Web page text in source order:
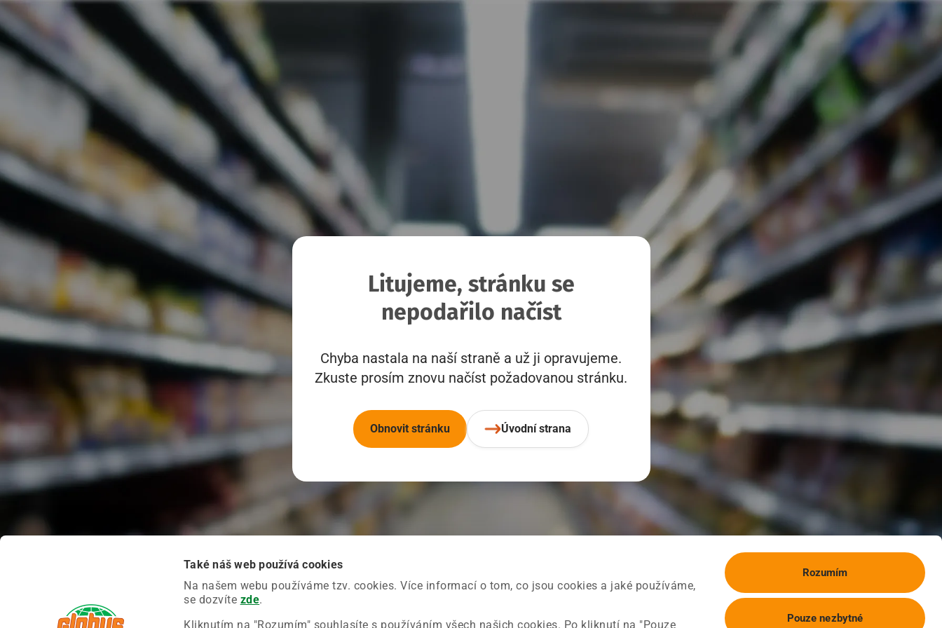
Také náš web používá cookies
Na našem webu používáme tzv. cookies. Více informací o tom, co jsou cookies a jaké používáme,
se dozvíte zde.
Kliknutím na "Rozumím" souhlasíte s používáním všech našich cookies. Po kliknutí na "Pouze
Rozumím
Pouze nezbytné
Litujeme, stránku se
nepodařilo načíst
Chyba nastala na naší straně a už ji opravujeme.
Zkuste prosím znovu načíst požadovanou stránku.
Obnovit stránku Úvodní strana